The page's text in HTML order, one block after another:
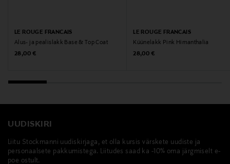
LE ROUGE FRANCAIS
Alus- ja pealislakk Base & Top Coat
Original Price
28,00 €
LE ROUGE FRANCAIS
Küünelakk Pink Himanthalia
Original Price
28,00 €
UUDISKIRI
Liitu Stockmanni uudiskirjaga, et olla kursis värskete uudiste ja
personaalsete pakkumistega. Liitudes saad ka -10% oma järgmiselt e-
poe ostult.